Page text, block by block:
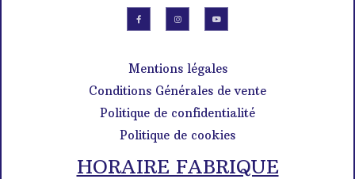
Mentions légales
Conditions Générales de vente
Politique de confidentialité
Politique de cookies
HORAIRE FABRIQUE